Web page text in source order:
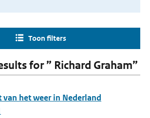
Toon filters
for ” Richard Graham”
van het weer in Nederland